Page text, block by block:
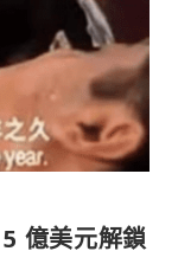
億美元解鎖